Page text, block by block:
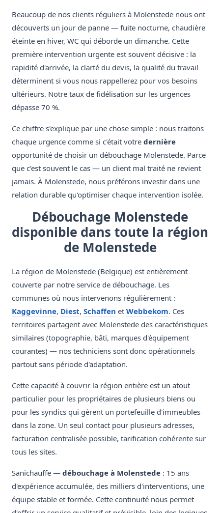
Beaucoup de nos clients réguliers à Molenstede nous ont
découverts un jour de panne — fuite nocturne, chaudière
éteinte en hiver, WC qui déborde un dimanche. Cette
première intervention urgente est souvent décisive : la
rapidité d'arrivée, la clarté du devis, la qualité du travail
déterminent si vous nous rappellerez pour vos besoins
ultérieurs. Notre taux de fidélisation sur les urgences
dépasse 70 %.
Ce chiffre s'explique par une chose simple : nous traitons
chaque urgence comme si c'était votre dernière
opportunité de choisir un débouchage Molenstede. Parce
que c'est souvent le cas — un client mal traité ne revient
jamais. À Molenstede, nous préférons investir dans une
relation durable qu'optimiser chaque intervention isolée.
Débouchage Molenstede
disponible dans toute la région
de Molenstede
La région de Molenstede (Belgique) est entièrement
couverte par notre service de débouchage. Les
communes où nous intervenons régulièrement :
Kaggevinne, Diest, Schaffen et Webbekom. Ces
territoires partagent avec Molenstede des caractéristiques
similaires (topographie, bâti, marques d'équipement
courantes) — nos techniciens sont donc opérationnels
partout sans période d'adaptation.
Cette capacité à couvrir la région entière est un atout
particulier pour les propriétaires de plusieurs biens ou
pour les syndics qui gèrent un portefeuille d'immeubles
dans la zone. Un seul contact pour plusieurs adresses,
facturation centralisée possible, tarification cohérente sur
tous les sites.
Sanichauffe — débouchage à Molenstede : 15 ans
d'expérience accumulée, des milliers d'interventions, une
équipe stable et formée. Cette continuité nous permet